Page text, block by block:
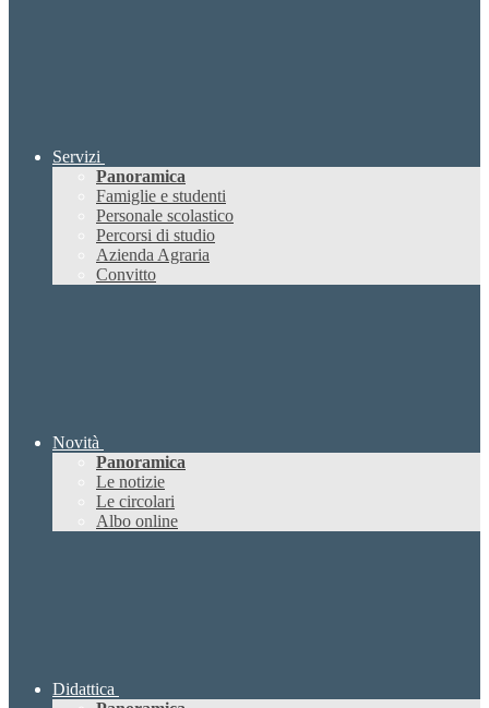
Servizi
Panoramica
Famiglie e studenti
Personale scolastico
Percorsi di studio
Azienda Agraria
Convitto
Novità
Panoramica
Le notizie
Le circolari
Albo online
Didattica